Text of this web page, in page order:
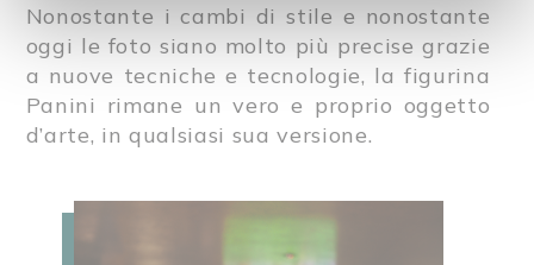
Nonostante i cambi di stile e nonostante
oggi le foto siano molto più precise grazie
a nuove tecniche e tecnologie, la figurina
Panini rimane un vero e proprio oggetto
d’arte, in qualsiasi sua versione.